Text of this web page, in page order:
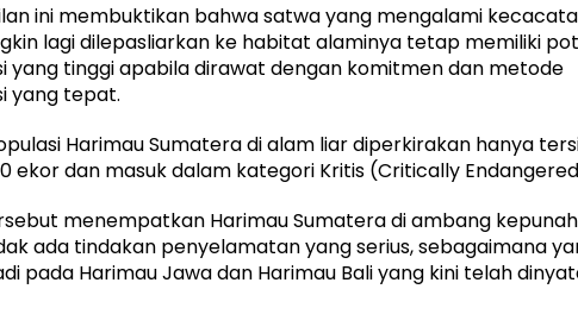
ini membuktikan bahwa satwa yang mengalami
lagi dilepasliarkan ke habitat alaminya tetap memiliki
yang tinggi apabila dirawat dengan komitmen dan metode
yang tepat.
Harimau Sumatera di alam liar diperkirakan hanya
ekor dan masuk dalam kategori Kritis (Critically
menempatkan Harimau Sumatera di ambang
ada tindakan penyelamatan yang serius, sebagaimana
pada Harimau Jawa dan Harimau Bali yang kini telah